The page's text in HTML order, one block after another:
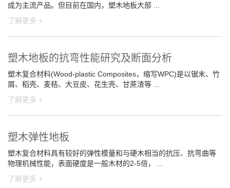
成为主流产品。但目前在国内，塑木地板大部 ...
了解更多 +
塑木地板的抗弯性能研究及断面分析
塑木复合材料(Wood-plastic Composites，缩写WPC)是以锯末、竹
屑、稻壳、麦秸、大豆皮、花生壳、甘蔗渣等 ...
了解更多 +
塑木弹性地板
塑木复合材料具有较好的弹性模量和与硬木相当的抗压、抗弯曲等
物理机械性能，表面硬度是一般木材的2-5倍， ...
了解更多 +